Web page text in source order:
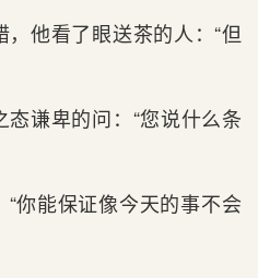
他看了眼送茶的人：“但
谦卑的问：“您说什么条
你能保证像今天的事不‌会